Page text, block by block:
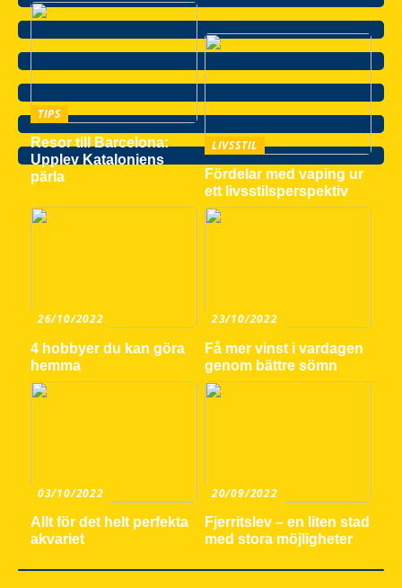
TIPS
Resor till Barcelona:
Upplev Kataloniens
pärla
LIVSSTIL
Fördelar med vaping ur
ett livsstilsperspektiv
26/10/2022
4 hobbyer du kan göra
hemma
23/10/2022
Få mer vinst i vardagen
genom bättre sömn
03/10/2022
Allt för det helt perfekta
akvariet
20/09/2022
Fjerritslev – en liten stad
med stora möjligheter